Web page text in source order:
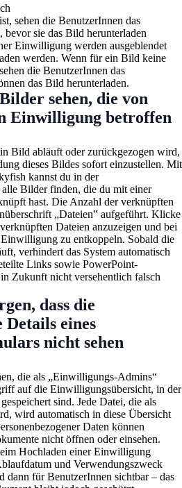
sehen die BenutzerInnen das
sie das Bild herunterladen
Einwilligung werden ausgeblendet
werden. Wenn für ein Bild keine
die BenutzerInnen das
das Bild herunterladen.
sehen, die von
Einwilligung betroffen
Bild abläuft oder zurückgezogen wird,
dieses Bildes sofort einzustellen. Mit
kannst du in der
Bilder finden, die du mit einer
hast. Die Anzahl der verknüpften
„Dateien‟ aufgeführt. Klicke
Dateien anzuzeigen und bei
zu entkoppeln. Sobald die
verhindert das System automatisch
Links sowie PowerPoint-
Zukunft nicht versehentlich falsch
dass die
eines
nicht sehen
die als „Einwilligungs-Admins“
auf die Einwilligungsübersicht, in der
sind. Jede Datei, die als
wird automatisch in diese Übersicht
Daten können
nicht öffnen oder einsehen.
Hochladen einer Einwilligung
und Verwendungszweck
dann für BenutzerInnen sichtbar – das